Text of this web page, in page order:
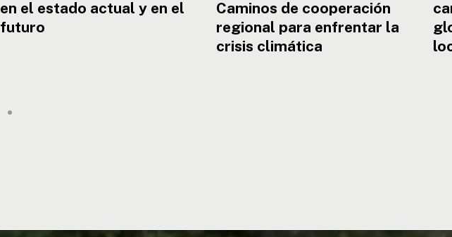
en el estado actual y en el
futuro
Caminos de cooperación
regional para enfrentar la
crisis climática